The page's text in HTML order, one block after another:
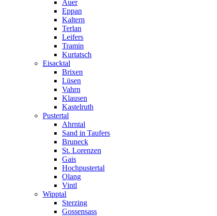
Auer
Eppan
Kaltern
Terlan
Leifers
Tramin
Kurtatsch
Eisacktal
Brixen
Lüsen
Vahrn
Klausen
Kastelruth
Pustertal
Ahrntal
Sand in Taufers
Bruneck
St. Lorenzen
Gais
Hochpustertal
Olang
Vintl
Wipptal
Sterzing
Gossensass